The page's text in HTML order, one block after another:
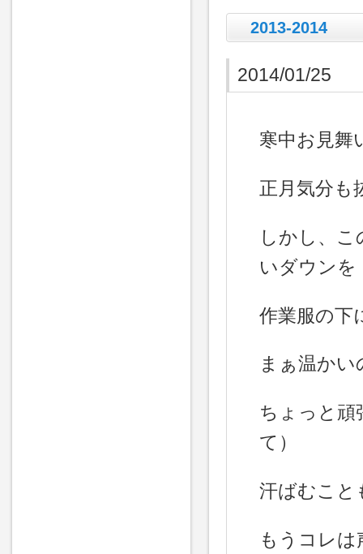
2013-2014
2014/01/25
寒中お見舞
正月気分も
しかし、
いダウンを
作業服の下
まぁ温か
ちょっと頑
て）
汗ばむこと
もうコレ